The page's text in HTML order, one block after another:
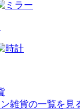
雑貨の一覧を見